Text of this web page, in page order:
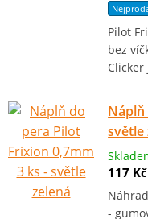
Pilot
bez
Náplň
světle
117 Kč
-